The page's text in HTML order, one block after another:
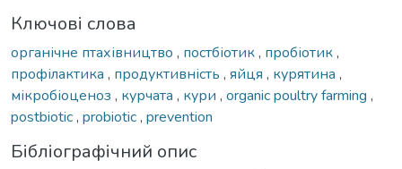
Ключові слова
органічне птахівництво , постбіотик, пробіотик,
профілактика , продуктивність , яйця , курятина ,
мікробіоценоз , курчата , кури , organic poultry farming ,
postbiotic, probiotic, prevention
Бібліографічний опис